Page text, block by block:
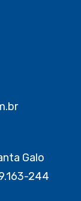
Galo
244